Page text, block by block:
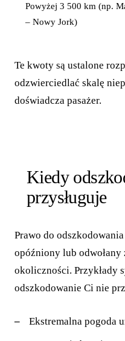
Powyżej 3 500 km (np.
– Nowy Jork)
Te kwoty są ustalone
odzwierciedlać skalę
doświadcza pasażer.
Kiedy
przysługuje
Prawo do
opóźniony lub
okoliczności. Przykłady
odszkodowanie Ci nie
Ekstremalna pogoda